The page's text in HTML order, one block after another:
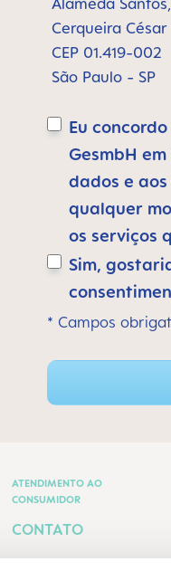
Alameda
Cerqueira César
CEP 01.419-002
São Paulo - SP
Eu
GesmbH
dados e
qualquer
os serviços
Sim,
* Campos
ATENDIMENTO AO
CONSUMIDOR
CONTATO
TERMOS E